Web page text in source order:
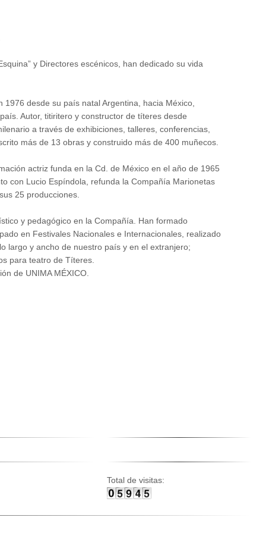
y Directores escénicos, han dedicado su vida
1976 desde su país natal Argentina, hacia México,
Autor, titiritero y constructor de títeres desde
a través de exhibiciones, talleres, conferencias,
más de 13 obras y construido más de 400 muñecos.
actriz funda en la Cd. de México en el año de 1965
con Lucio Espíndola, refunda la Compañía Marionetas
25 producciones.
y pedagógico en la Compañía. Han formado
en Festivales Nacionales e Internacionales, realizado
largo y ancho de nuestro país y en el extranjero;
para teatro de Títeres.
de UNIMA MÉXICO.
Total de visitas: